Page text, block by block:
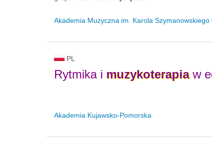
Akademia Muzyczna im. Karola Szymanowskiego
PL
Rytmika i muzykoterapiaw
Akademia Kujawsko-Pomorska